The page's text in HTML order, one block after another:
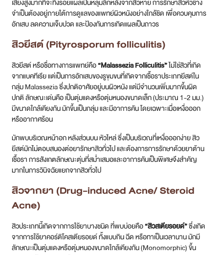
มักพบบริเวณหน้าอก หลังส่วนบน หัวไหล่ ซึ่งเป็นบริเวณที่เหงื่อออกง่าย สิว
ยีสต์มักไม่ตอบสนองต่อยารักษาสิวทั่วไป และต้องการการรักษาด้วยยาต้าน
มากในการวินิจฉัยแยกจากสิวทั่วไป
สิวจากยา (Drug-induced Acne/ Steroid
Acne)
สิวประเภทนี้เกิดจากการใช้ยาบางชนิด ที่พบบ่อยคือ“สิวสเตียรอยด์”ซึ่งเกิด
จากการใช้ยาคอร์ติโคสเตียรอยด์ ทั้งแบบกิน ฉีด หรือทาเป็นเวลานาน มักมี
ลักษณะเป็นตุ่มแดงหรือตุ่มหนองขนาดใกล้เคียงกัน (Monomorphic) ขึ้น
บริเวณหน้าอก หลัง หรือแขน
ยาอื่นๆ ที่อาจกระตุ้นสิว ได้แก่ ฮอร์โมนบางชนิด (เช่น เทสโทสเตอโรน) ยา
รักษาอาการทางจิตเวชบางตัว (เช่น ลิเทียม) ยากันชักบางชนิด หรือ
สารประกอบไอโอไดด์ ลักษณะของสิวจากยาอาจคล้ายกับสิวทั่วไปหรือสิว
ยีสต์ได้ การซักประวัติการใช้ยาอย่างละเอียดจึงมีความสำคัญอย่างยิ่งในการ
วินิจฉัย เนื่องจากลักษณะภายนอกเพียงอย่างเดียวอาจไม่เพียงพอ
เป็นสิวที่หลังดูแลอย่างไรให้หาย?